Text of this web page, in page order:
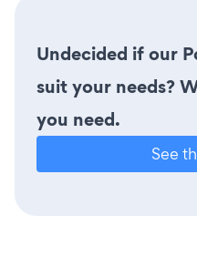
Undecided if our
suit your needs?
you need.
See